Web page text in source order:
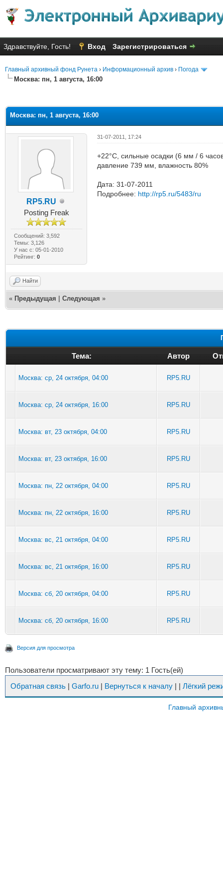
Здравствуйте, Гость! Вход Зарегистрироваться
Главный архивный фонд Рунета › Информационный архив › Погода
Москва: пн, 1 августа, 16:00
Москва: пн, 1 августа, 16:00
RP5.RU
Posting Freak
Сообщений: 3,592
Темы: 3,126
У нас с: 05-01-2010
Рейтинг: 0
31-07-2011, 17:24
+22°C, сильные осадки (6 мм / 6
давление 739 мм, влажность 80%
Дата: 31-07-2011
Подробнее: http://rp5.ru/5483/ru
Найти
« Предыдущая Следующая »
Тема: Автор
Москва: ср, 24 октября, 04:00 RP5.RU
Москва: ср, 24 октября, 16:00 RP5.RU
Москва: вт, 23 октября, 04:00 RP5.RU
Москва: вт, 23 октября, 16:00 RP5.RU
Москва: пн, 22 октября, 04:00 RP5.RU
Москва: пн, 22 октября, 16:00 RP5.RU
Москва: вс, 21 октября, 04:00 RP5.RU
Москва: вс, 21 октября, 16:00 RP5.RU
Москва: сб, 20 октября, 04:00 RP5.RU
Москва: сб, 20 октября, 16:00 RP5.RU
Версия для просмотра
Пользователи просматривают эту тему: 1 Гость(ей)
Обратная связь | Garfo.ru | Вернуться к началу | | Лёгкий
Главный